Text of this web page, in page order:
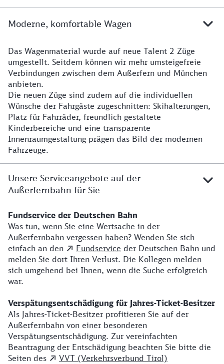
Moderne, komfortable Wagen
Das Wagenmaterial wurde auf neue Talent 2 Züge
umgestellt. Seitdem können wir mehr umsteigefreie
Verbindungen zwischen dem Außerfern und München
anbieten.
Die neuen Züge sind zudem auf die individuellen
Wünsche der Fahrgäste zugeschnitten: Skihalterungen,
Platz für Fahrräder, freundlich gestaltete
Kinderbereiche und eine transparente
Innenraumgestaltung prägen das Bild der modernen
Fahrzeuge.
Unsere Serviceangebote auf der
Außerfernbahn für Sie
Fundservice der Deutschen Bahn
Was tun, wenn Sie eine Wertsache in der
Außerfernbahn vergessen haben? Wenden Sie sich
einfach an den
Fundservice der Deutschen Bahn und
melden Sie dort Ihren Verlust. Die Kollegen melden
sich umgehend bei Ihnen, wenn die Suche erfolgreich
war.
Verspätungsentschädigung für Jahres-Ticket-Besitzer
Als Jahres-Ticket-Besitzer profitieren Sie auf der
Außerfernbahn von einer besonderen
Verspätungsentschädigung. Zur vereinfachten
Beantragung der Entschädigung beachten Sie bitte die
Seiten des
VVT (Verkehrsverbund Tirol)